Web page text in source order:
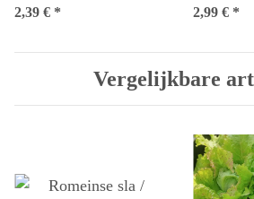
oleracea var. italica)
2,39 € *
vulgaris
2,99 € *
Vergelijkbare